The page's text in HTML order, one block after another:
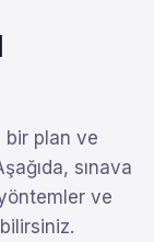
bir plan ve
sınava
ve